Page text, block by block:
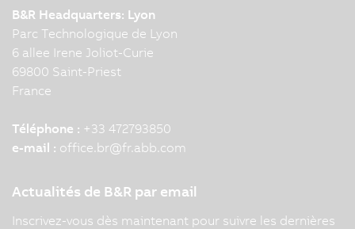
B&R Headquarters: Lyon
Parc Technologique de Lyon
6 allee Irene Joliot-Curie
69800 Saint-Priest
France
Téléphone : +33 472793850
e-mail : office.br@fr.abb.com
Actualités de B&R par email
Inscrivez-vous dès maintenant pour suivre les dernières